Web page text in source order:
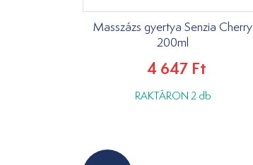
Masszázs gyertya Senzia Cherry
200ml
4 647 Ft
RAKTÁRON 2 db